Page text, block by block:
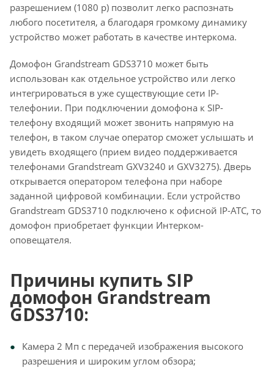
разрешением (1080 p) позволит легко распознать
любого посетителя, а благодаря громкому динамику
устройство может работать в качестве интеркома.
Домофон Grandstream GDS3710 может быть
использован как отдельное устройство или легко
интегрироваться в уже существующие сети IP-
телефонии. При подключении домофона к SIP-
телефону входящий может звонить напрямую на
телефон, в таком случае оператор сможет услышать и
увидеть входящего (прием видео поддерживается
телефонами Grandstream GXV3240 и GXV3275). Дверь
открывается оператором телефона при наборе
заданной цифровой комбинации. Если устройство
Grandstream GDS3710 подключено к офисной IP-АТС, то
домофон приобретает функции Интерком-
оповещателя.
Причины купить SIP
домофон Grandstream
GDS3710:
Камера 2 Мп с передачей изображения высокого
разрешения и широким углом обзора;